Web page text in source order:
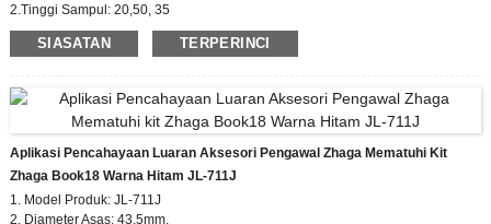
2.Tinggi Sampul: 20,50, 35
3. Sijil: EU zhaga, CE
4. Standard Mematuhi: zhaga book18
SIASATAN TERPERINCI
Aplikasi Pencahayaan Luaran Aksesori Pengawal Zhaga Mematuhi Kit
Zhaga Book18 Warna Hitam JL-711J
1. Model Produk: JL-711J
2. Diameter Asas: 43.5mm,